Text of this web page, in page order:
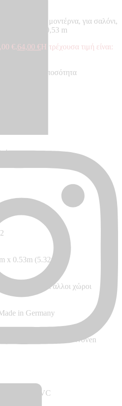
ψάθα, μοντέρνα, για σαλόνι,
10,05×0,53 m
€.64,00 €Η τρέχουσα τιμή είναι:
- BO33320 ποσότητα
x 0.53m (5.32m²)
και άλλοι χώροι
in Germany
Vinyl, Vlies – Non Woven
– Υλικό PVC